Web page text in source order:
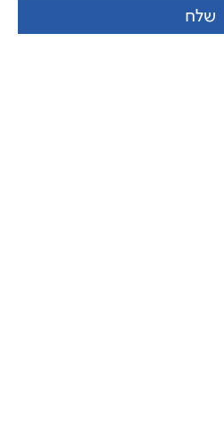
שלח